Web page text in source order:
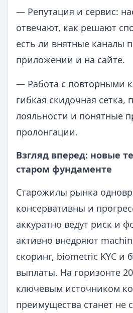
— Репутация и сервис:
отвечают, как решают
есть ли внятные каналы
приложении и на сайте.
— Работа с повторными
гибкая скидочная сетка,
лояльности и понятные
пролонгации.
Взгляд вперед: новые
старом фундаменте
Старожилы рынка
консервативны и
аккуратно ведут риск и
активно внедряют
скоринг, biometric KYC и
выплаты. На горизонте
ключевым источником
преимущества станет не